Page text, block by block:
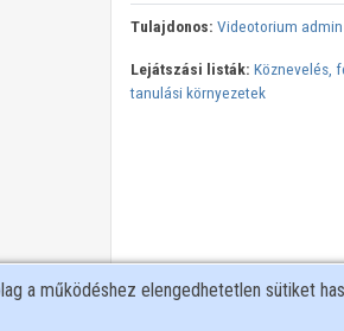
Tulajdonos: Videotorium admin
Lejátszási listák: Köznevelés,
tanulási környezetek
a működéshez elengedhetetlen sütiket